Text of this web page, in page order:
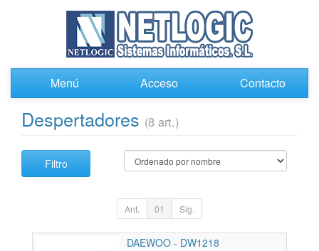
Menú Acceso Contacto
Despertadores (8 art.)
Filtro
Ant. 01 Sig.
DAEWOO - DW1218